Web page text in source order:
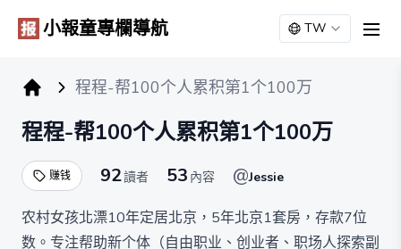
小報童專欄導航 TW
程程-帮100个人累积第1个100万
程程-帮100个人累积第1个100万
赚钱 92讀者 53 內容 @Jessie
农村女孩北漂10年定居北京，5年北京1套房，存款7位
数。专注帮助新个体（自由职业、创业者、职场人探索副